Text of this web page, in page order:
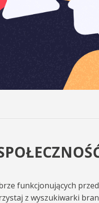
funkcjonujących
z wyszukiwarki